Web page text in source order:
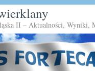
II – Aktualności, Wyniki,